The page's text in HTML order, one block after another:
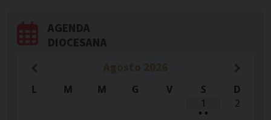
AGENDA
DIOCESANA
L M M G V S
D
1
• •
2